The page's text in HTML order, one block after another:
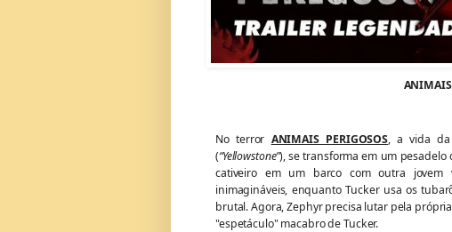
ANIMAIS
No terror ANIMAIS PERIGOSOS, a vida da
(“Yellowstone”), se transforma em um
cativeiro em um barco com outra
inimagináveis, enquanto Tucker usa os
brutal. Agora, Zephyr precisa lutar pela
"espetáculo" macabro de Tucker.